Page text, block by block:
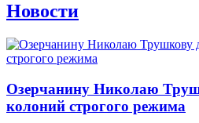
Новости
Озерчанину Николаю
колоний строгого режима